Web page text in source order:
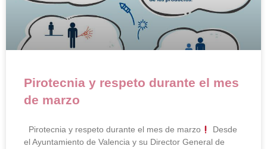
Pirotecnia y respeto durante el mes
de marzo
Pirotecnia y respeto durante el mes de marzo
Desde
el Ayuntamiento de Valencia y su Director General de